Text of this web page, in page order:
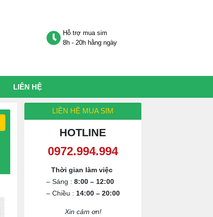
Hỗ trợ mua sim
8h - 20h hằng ngày
LIÊN HỆ
LIÊN HỆ MUA SIM
HOTLINE
0972.994.994
Thời gian làm việc
– Sáng : 8:00 – 12:00
– Chiều : 14:00 – 20:00
Xin cảm ơn!